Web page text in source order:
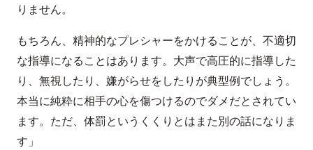
りません。
もちろん、精神的なプレシャーをかけることが、不適切
な指導になることはあります。大声で高圧的に指導した
り、無視したり、嫌がらせをしたりが典型例でしょう。
本当に純粋に相手の心を傷つけるのでダメだとされてい
ます。ただ、体罰というくくりとはまた別の話になりま
す」